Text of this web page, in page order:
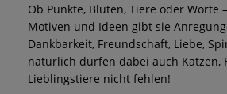
Ob Punkte, Blüten, Tiere oder Worte
Motiven und Ideen gibt sie
Dankbarkeit, Freundschaft, Liebe,
natürlich dürfen dabei auch Katzen,
Lieblingstiere nicht fehlen!